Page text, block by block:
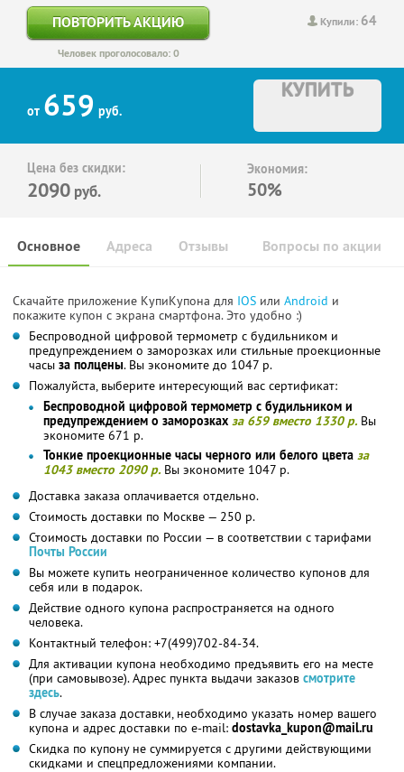
Купили: 64
ПОВТОРИТЬ АКЦИЮ
Человек проголосовало: 0
от 659 руб.
КУПИТЬ
Цена без скидки:
2090 руб.
Экономия:
50%
Основное Отзывы Вопросы по акции
Адреса
Скачайте приложение КупиКупона для IOS или Android и
покажите купон с экрана смартфона. Это удобно :)
Беспроводной цифровой термометр с будильником и
предупреждением о заморозках или стильные проекционные
часы за полцены. Вы экономите до 1047 р.
Пожалуйста, выберите интересующий вас сертификат:
Беспроводной цифровой термометр с будильником и
предупреждением о заморозках за 659 вместо 1330 р. Вы
экономите 671 р.
Тонкие проекционные часы черного или белого цвета за
1043 вместо 2090 р. Вы экономите 1047 р.
Доставка заказа оплачивается отдельно.
Стоимость доставки по Москве — 250 р.
Стоимость доставки по России — в соответствии с тарифами
Почты России
Вы можете купить неограниченное количество купонов для
себя или в подарок.
Действие одного купона распространяется на одного
человека.
Контактный телефон: +7(499)702-84-34.
Для активации купона необходимо предъявить его на месте
(при самовывозе). Адрес пункта выдачи заказов смотрите
здесь.
В случае заказа доставки, необходимо указать номер вашего
купона и адрес доставки по e-mail: dostavka_kupon@mail.ru
Скидка по купону не суммируется с другими действующими
скидками и спецпредложениями компании.